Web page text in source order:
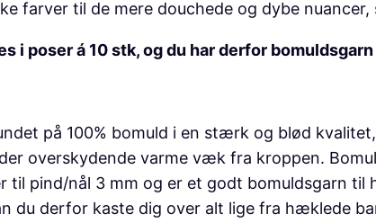
4
0
p
k
.
farver til de mere douchede og dybe
i poser á 10 stk, og du har derfor
på 100% bomuld i en stærk og blød
overskydende varme væk fra kroppen.
til pind/nål 3 mm og er et godt bomuldsgarn
du derfor kaste dig over alt lige fra hæklede